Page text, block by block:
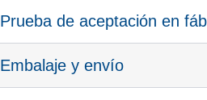
Prueba de aceptación en
Embalaje y envío